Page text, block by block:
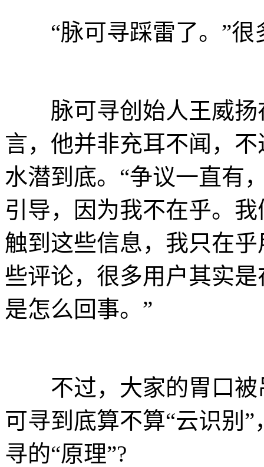
“脉可寻踩雷了。”很
脉可寻创始人王威扬
言，他并非充耳不闻，
水潜到底。“争议一直有
引导，因为我不在乎。
触到这些信息，我只在
些评论，很多用户其实
是怎么回事。”
不过，大家的胃口被
可寻到底算不算“云识别
寻的“原理”?